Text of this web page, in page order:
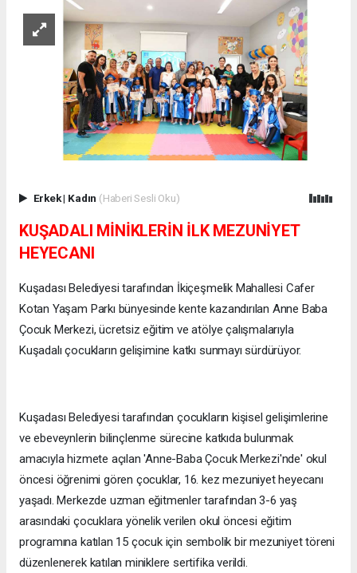
Erkek| Kadın (Haberi Sesli Oku)
KUŞADALI MİNİKLERİN İLK MEZUNİYET
HEYECANI
Kuşadası Belediyesi tarafından İkiçeşmelik Mahallesi Cafer
Kotan Yaşam Parkı bünyesinde kente kazandırılan Anne Baba
Çocuk Merkezi, ücretsiz eğitim ve atölye çalışmalarıyla
Kuşadalı çocukların gelişimine katkı sunmayı sürdürüyor.
Kuşadası Belediyesi tarafından çocukların kişisel gelişimlerine
ve ebeveynlerin bilinçlenme sürecine katkıda bulunmak
amacıyla hizmete açılan 'Anne-Baba Çocuk Merkezi'nde' okul
öncesi öğrenimi gören çocuklar, 16. kez mezuniyet heyecanı
yaşadı. Merkezde uzman eğitmenler tarafından 3-6 yaş
arasındaki çocuklara yönelik verilen okul öncesi eğitim
programına katılan 15 çocuk için sembolik bir mezuniyet töreni
düzenlenerek katılan miniklere sertifika verildi.